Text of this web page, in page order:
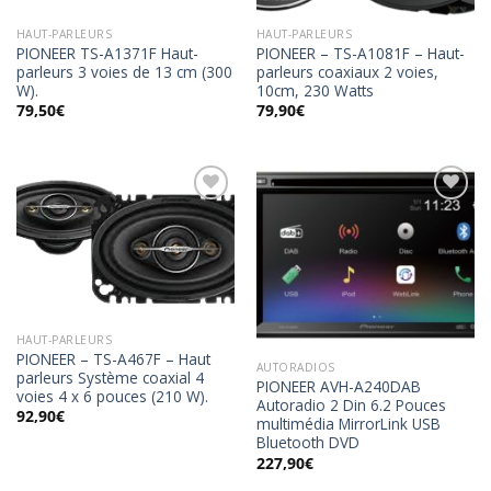
HAUT-PARLEURS
PIONEER TS-A1371F Haut-
parleurs 3 voies de 13 cm (300
W).
79,50€
HAUT-PARLEURS
PIONEER – TS-A1081F – Haut-
parleurs coaxiaux 2 voies,
10cm, 230 Watts
79,90€
Ajouter
à la
wishlist
HAUT-PARLEURS
PIONEER – TS-A467F – Haut
parleurs Système coaxial 4
voies 4 x 6 pouces (210 W).
92,90€
Ajouter
wishlist
AUTORADIOS
PIONEER AVH-A240DAB
Autoradio 2 Din 6.2 Pouces
multimédia MirrorLink USB
Bluetooth DVD
227,90€